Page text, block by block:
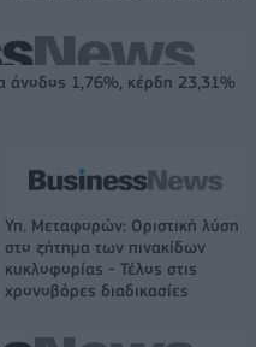
άνοδος 1,76%, κέρδη 23,31%
Υπ. Μεταφορών: Οριστική λύση
στο ζήτημα των πινακίδων
κυκλοφορίας - Τέλος στις
χρονοβόρες διαδικασίες